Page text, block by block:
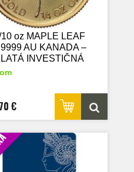
10 oz MAPLE LEAF
AU KANADA –
INVESTIČNÁ
MINCA - nový tovar
€